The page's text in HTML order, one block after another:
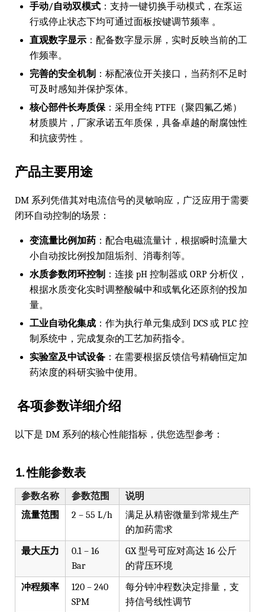
手动/自动双模式 ：支持一键切换手动模式，在泵运
行或停止状态下均可通过面板按键调节频率 。
直观数字显示 ：配备数字显示屏，实时反映当前的工
作频率。
完善的安全机制 ：标配液位开关接口，当药剂不足时
可及时感知并保护泵体。
核心部件长寿质保：采用全纯 PTFE（聚四氟乙烯）
材质膜片，厂家承诺五年质保，具备卓越的耐腐蚀性
和抗疲劳性 。
产品主要用途
DM 系列凭借其对电流信号的灵敏响应，广泛应用于需要
闭环自动控制的场景：
变流量比例加药 ：配合电磁流量计，根据瞬时流量大
小自动按比例投加阻垢剂、消毒剂等。
水质参数闭环控制 ：连接 pH 控制器或 ORP 分析仪，
根据水质变化实时调整酸碱中和或氧化还原剂的投加
量。
工业自动化集成 ：作为执行单元集成到 DCS 或 PLC 控
制系统中，完成复杂的工艺加药指令。
实验室及中试设备 ：在需要根据反馈信号精确恒定加
药浓度的科研实验中使用。
各项参数详细介绍
以下是 DM 系列的核心性能指标，供您选型参考：
1. 性能参数表
参数名称 参数范围
说明
流量范围
2 – 55 L/h
满足从精密微量到常规生产
的加药需求
最大压力
0.1 – 16
Bar
GX 型号可应对高达 16 公斤
的背压环境
冲程频率
120 – 240
SPM
每分钟冲程数决定排量，支
持信号线性调节